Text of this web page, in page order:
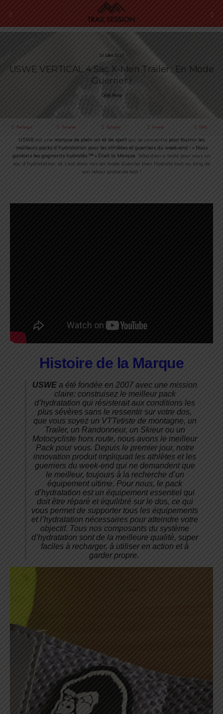
10 Juillet 2017
USWE VERTICAL 4 Sac X-Men Trailer : En Mode
Guerrier !
Cédric Masip
Partager Tweeter Épingler E-mail SMS
USWE est une marque de plein air et de sport qui se concentre pour fournir les
meilleurs packs d’hydratation pour les athlètes et guerriers du week-end ! « Nous
gardons les gagnants hydratés ™ » Dixit la Marque. Sébastien a testé pour vous un
sac d’hydratation, et s’est donc mis en mode Guerrier bien Hydraté tout au long de
son retour protocole test !
Histoire de la Marque
USWE a été fondée en 2007 avec une mission
claire: construisez le meilleur pack
d’hydratation qui résisterait aux conditions les
plus sévères sans le ressentir sur votre dos,
que vous soyez un VTTetiste de montagne, un
Trailer, un Randonneur, un Skieur ou un
Motocycliste hors route, nous avons le meilleur
Pack pour vous. Depuis le premier jour, notre
innovation produit impliquait les athlètes et les
guerriers du week-end qui ne demandent que
le meilleur, toujours à la recherche d’un
équipement ultime. Pour nous, le pack
d’hydratation est un équipement essentiel qui
doit être réparé et équilibré sur le dos, ce qui
vous permet de supporter tous les équipements
et l’hydratation nécessaires pour atteindre votre
objectif. Tous nos composants du système
d’hydratation sont de la meilleure qualité, super
faciles à recharger, à utiliser en action et à
garder propre.